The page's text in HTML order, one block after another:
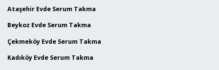
Ataşehir Evde Serum Takma
Beykoz Evde Serum Takma
Çekmeköy Evde Serum Takma
Kadıköy Evde Serum Takma